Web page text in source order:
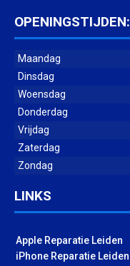
OPENINGSTIJDEN:
Maandag
Dinsdag
Woensdag
Donderdag
Vrijdag
Zaterdag
Zondag
LINKS
Apple Reparatie Leiden
iPhone Reparatie Leiden